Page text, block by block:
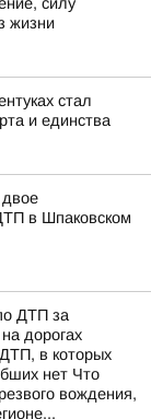
жизни
стал
и единства
в Шпаковском
ДТП за
дорогах
в которых
нет Что
вождения,